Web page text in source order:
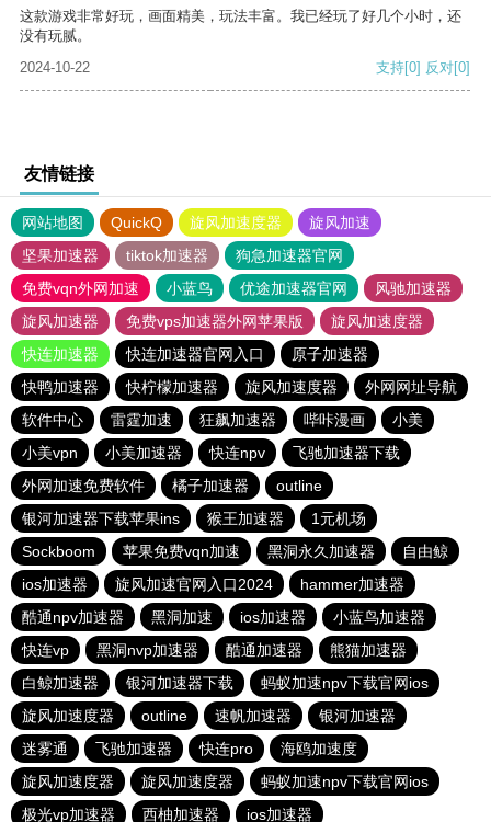
这款游戏非常好玩，画面精美，玩法丰富。我已经玩了好几个小时，还
没有玩腻。
2024-10-22
支持[0] 反对[0]
友情链接
网站地图 QuickQ 旋风加速度器
旋风加速
坚果加速器
tiktok加速器
狗急加速器官网
免费vqn外网加速
小蓝鸟 优途加速器官网
风驰加速器
旋风加速器
免费vps加速器外网苹果版
旋风加速度器
快连加速器
快连加速器官网入口
原子加速器
快鸭加速器
快柠檬加速器 旋风加速度器
外网网址导航
软件中心
雷霆加速 狂飙加速器 哔咔漫画
小美
小美vpn
小美加速器 快连npv
飞驰加速器下载
外网加速免费软件
橘子加速器
outline
银河加速器下载苹果ins
猴王加速器
1元机场
Sockboom
苹果免费vqn加速 黑洞永久加速器
自由鲸
ios加速器
旋风加速官网入口2024
hammer加速器
酷通npv加速器
黑洞加速 ios加速器
小蓝鸟加速器
快连vp
黑洞nvp加速器 酷通加速器
熊猫加速器
白鲸加速器
银河加速器下载
蚂蚁加速npv下载官网ios
旋风加速度器
outline 速帆加速器
银河加速器
迷雾通
飞驰加速器 快连pro
海鸥加速度
旋风加速度器
旋风加速度器
蚂蚁加速npv下载官网ios
极光vp加速器
西柚加速器 ios加速器